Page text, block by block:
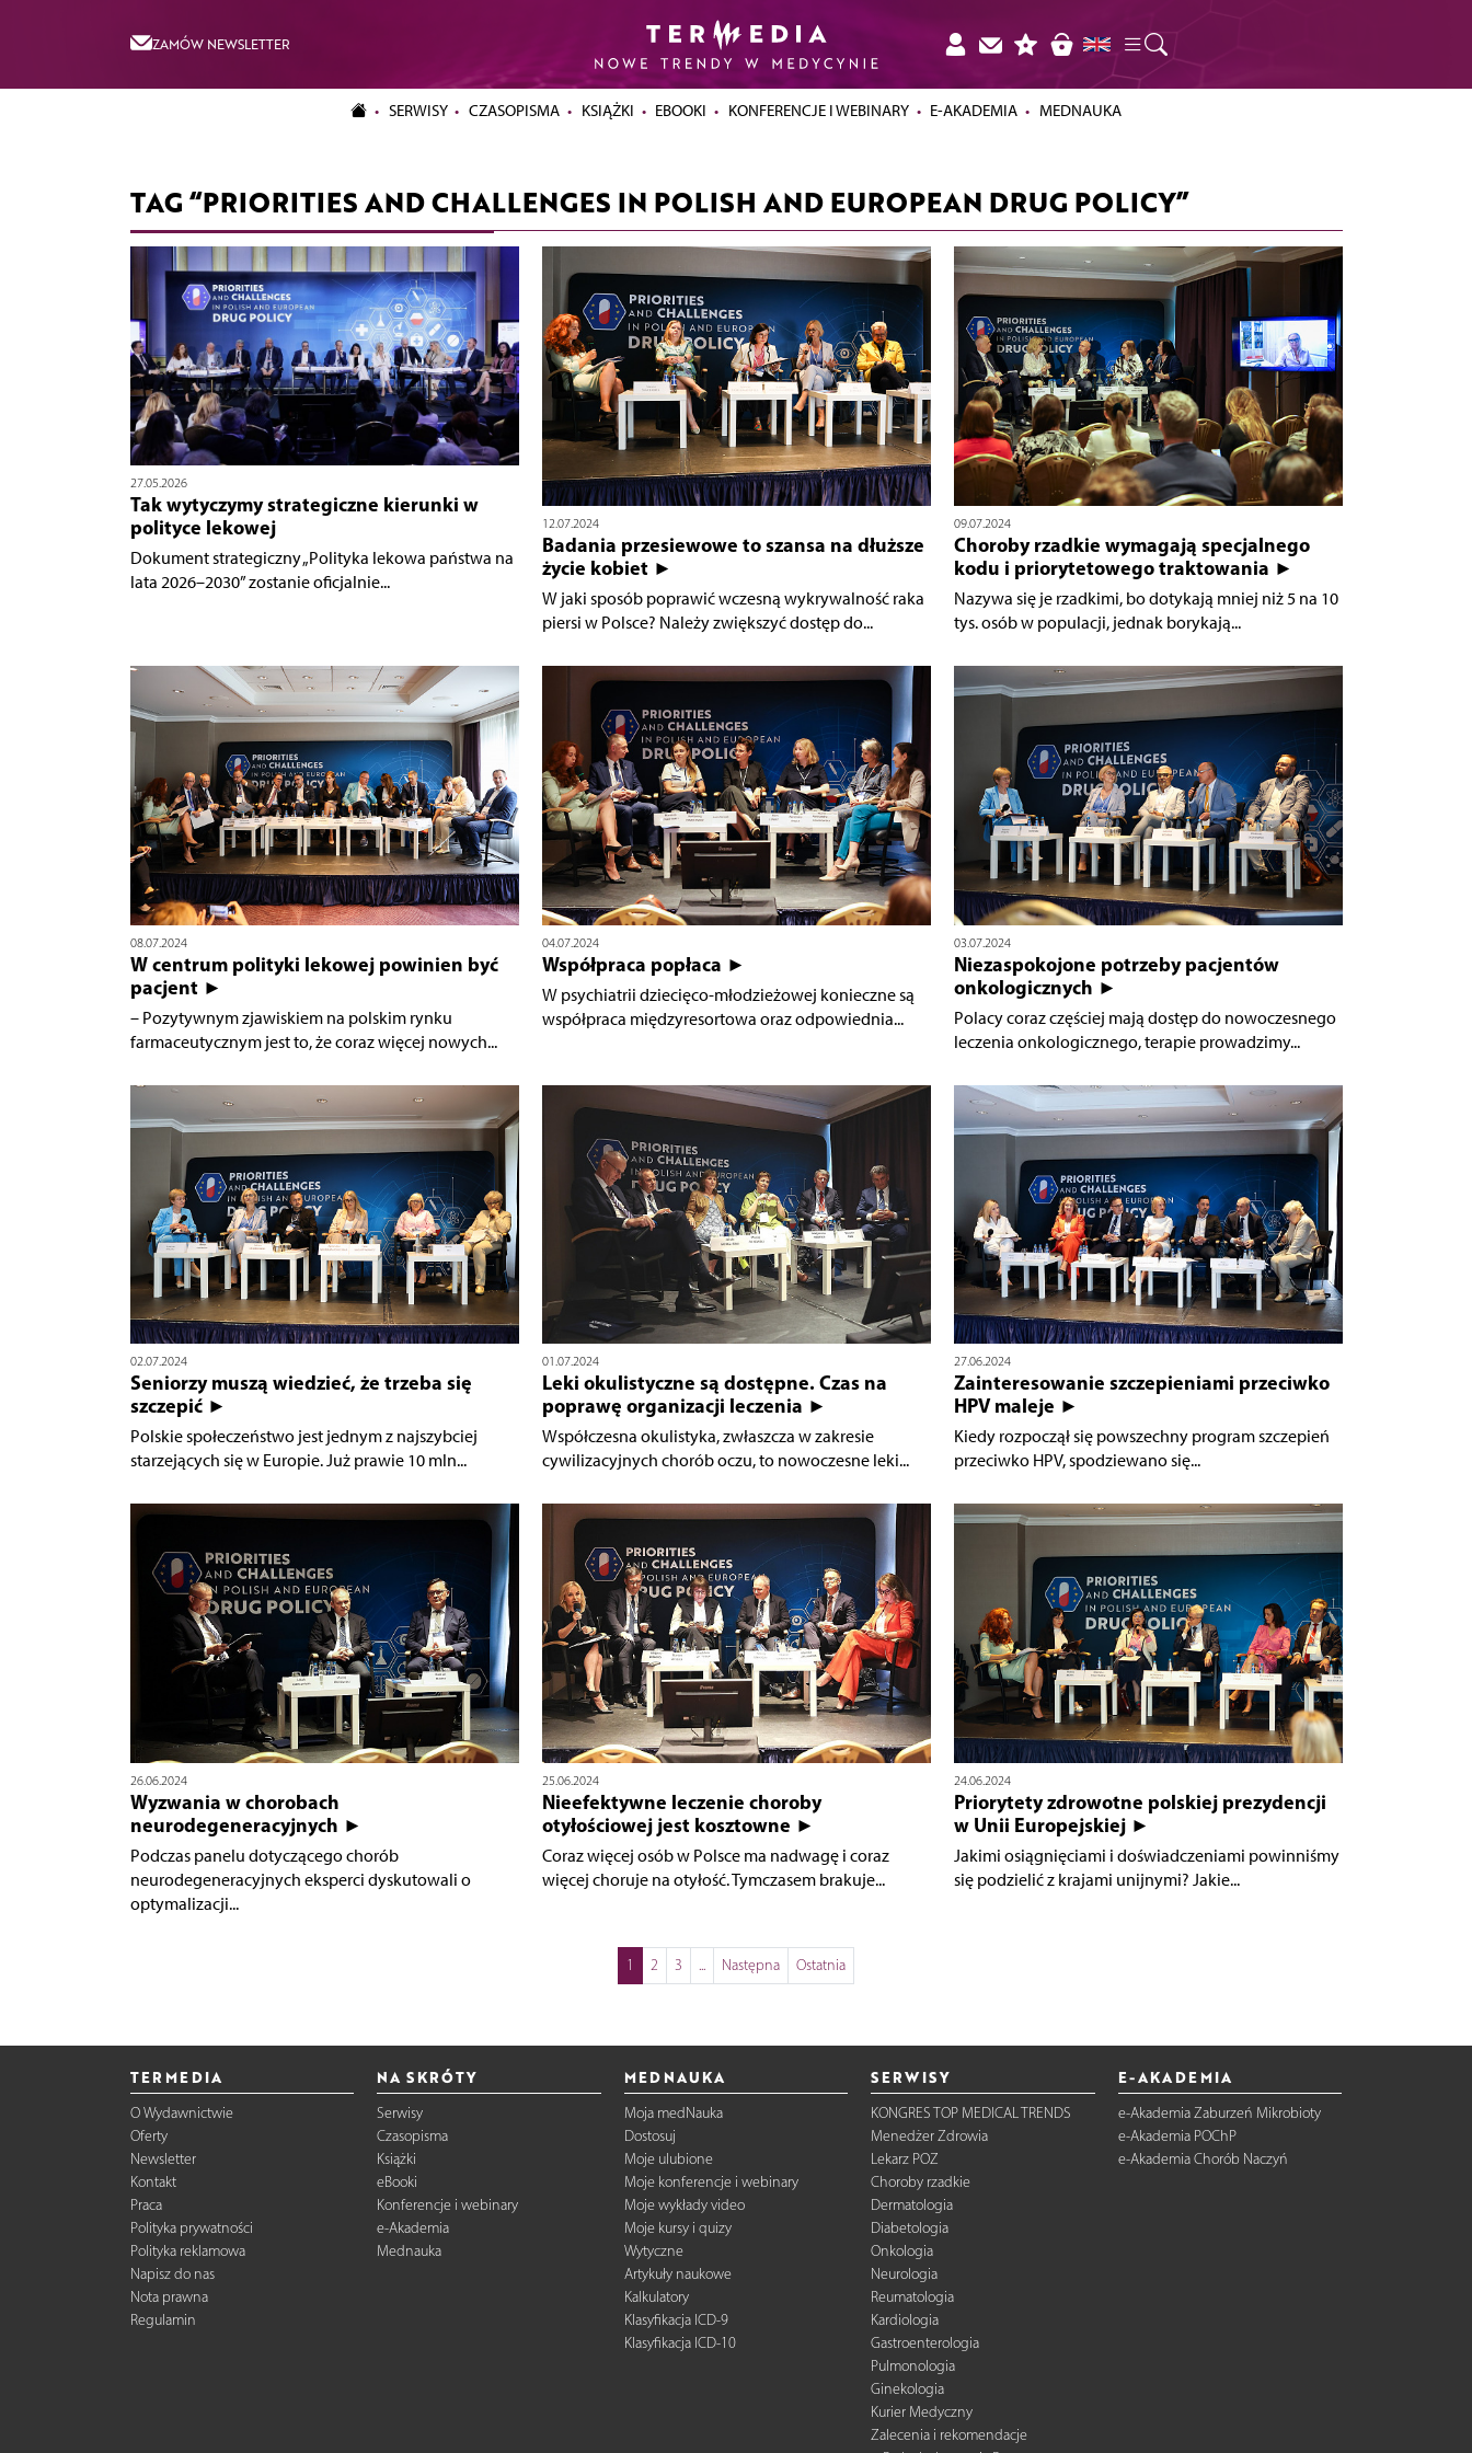
ZAMÓW NEWSLETTER
SERWISY CZASOPISMA KSIĄŻKI EBOOKI KONFERENCJE I WEBINARY E-AKADEMIA MEDNAUKA
TAG “PRIORITIES AND CHALLENGES IN POLISH AND EUROPEAN DRUG POLICY”
27.05.2026
Tak wytyczymy strategiczne kierunki w
polityce lekowej
Dokument strategiczny „Polityka lekowa państwa na
lata 2026–2030” zostanie oficjalnie...
12.07.2024
Badania przesiewowe to szansa na dłuższe
życie kobiet ►
W jaki sposób poprawić wczesną wykrywalność raka
piersi w Polsce? Należy zwiększyć dostęp do...
09.07.2024
Choroby rzadkie wymagają specjalnego
kodu i priorytetowego traktowania ►
Nazywa się je rzadkimi, bo dotykają mniej niż 5 na 10
tys. osób w populacji, jednak borykają...
08.07.2024
W centrum polityki lekowej powinien być
pacjent ►
– Pozytywnym zjawiskiem na polskim rynku
farmaceutycznym jest to, że coraz więcej nowych...
04.07.2024
Współpraca popłaca ►
W psychiatrii dziecięco-młodzieżowej konieczne są
współpraca międzyresortowa oraz odpowiednia...
03.07.2024
Niezaspokojone potrzeby pacjentów
onkologicznych ►
Polacy coraz częściej mają dostęp do nowoczesnego
leczenia onkologicznego, terapie prowadzimy...
02.07.2024
Seniorzy muszą wiedzieć, że trzeba się
szczepić ►
Polskie społeczeństwo jest jednym z najszybciej
starzejących się w Europie. Już prawie 10 mln...
01.07.2024
Leki okulistyczne są dostępne. Czas na
poprawę organizacji leczenia ►
Współczesna okulistyka, zwłaszcza w zakresie
cywilizacyjnych chorób oczu, to nowoczesne leki...
27.06.2024
Zainteresowanie szczepieniami przeciwko
HPV maleje ►
Kiedy rozpoczął się powszechny program szczepień
przeciwko HPV, spodziewano się...
26.06.2024
Wyzwania w chorobach
neurodegeneracyjnych ►
Podczas panelu dotyczącego chorób
neurodegeneracyjnych eksperci dyskutowali o
optymalizacji...
25.06.2024
Nieefektywne leczenie choroby
otyłościowej jest kosztowne ►
Coraz więcej osób w Polsce ma nadwagę i coraz
więcej choruje na otyłość. Tymczasem brakuje...
24.06.2024
Priorytety zdrowotne polskiej prezydencji
w Unii Europejskiej ►
Jakimi osiągnięciami i doświadczeniami powinniśmy
się podzielić z krajami unijnymi? Jakie...
1 2 3 ... Następna Ostatnia
TERMEDIA
O Wydawnictwie
Oferty
Newsletter
Kontakt
Praca
Polityka prywatności
Polityka reklamowa
Napisz do nas
Nota prawna
Regulamin
NA SKRÓTY
Serwisy
Czasopisma
Książki
eBooki
Konferencje i webinary
e-Akademia
Mednauka
MEDNAUKA
Moja medNauka
Dostosuj
Moje ulubione
Moje konferencje i webinary
Moje wykłady video
Moje kursy i quizy
Wytyczne
Artykuły naukowe
Kalkulatory
Klasyfikacja ICD-9
Klasyfikacja ICD-10
SERWISY
KONGRES TOP MEDICAL TRENDS
Menedżer Zdrowia
Lekarz POZ
Choroby rzadkie
Dermatologia
Diabetologia
Onkologia
Neurologia
Reumatologia
Kardiologia
Gastroenterologia
Pulmonologia
Ginekologia
Kurier Medyczny
Zalecenia i rekomendacje
E-AKADEMIA
e-Akademia Zaburzeń Mikrobioty
e-Akademia POChP
e-Akademia Chorób Naczyń